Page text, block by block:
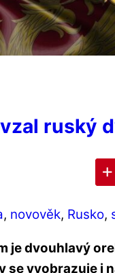
ruský
, novověk, Rusko,
je dvouhlavý
se vyobrazuje i